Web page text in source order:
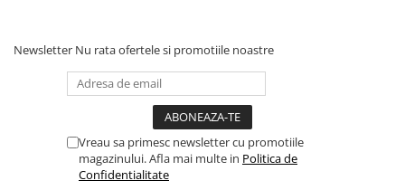
Newsletter Nu rata ofertele si promotiile noastre
Vreau sa primesc newsletter cu promotiile
magazinului. Afla mai multe in Politica de
Confidentialitate